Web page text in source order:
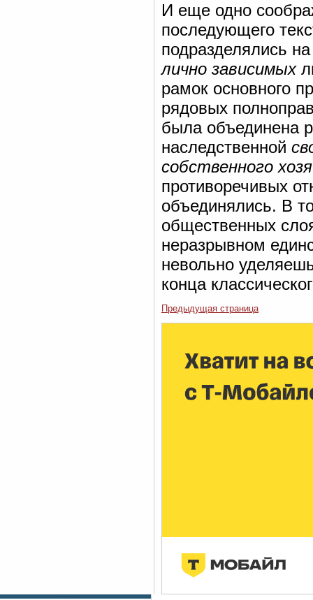
И еще одно
последующего
подразделялись
лично зависимых
рамок основного
рядовых
была объединена
наследственной
собственного
противоречивых
объединялись. В
общественных
неразрывном
невольно
конца
Предыдущая страница